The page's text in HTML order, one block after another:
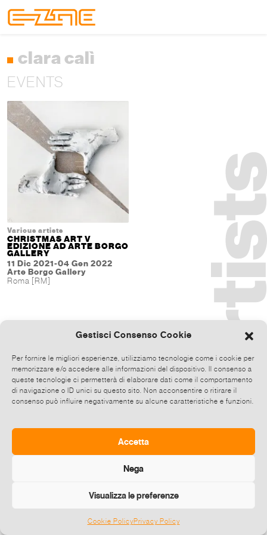
Gestisci Consenso Cookie
Per fornire le migliori esperienze, utilizziamo tecnologie come i cookie per
memorizzare e/o accedere alle informazioni del dispositivo. Il consenso a
queste tecnologie ci permetterà di elaborare dati come il comportamento
di navigazione o ID unici su questo sito. Non acconsentire o ritirare il
consenso può influire negativamente su alcune caratteristiche e funzioni.
Accetta
Nega
Visualizza le preferenze
Cookie PolicyPrivacy Policy
clara calì
EVENTS
Various artists
CHRISTMAS ART V
EDIZIONE AD ARTE BORGO
GALLERY
11 Dic 2021-04 Gen 2022
Arte Borgo Gallery
Roma [RM]
©2026 E-zine